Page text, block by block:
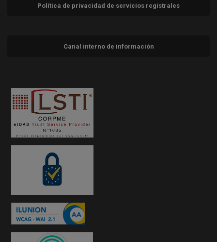
Política de privacidad de servicios registrales
Canal interno de información